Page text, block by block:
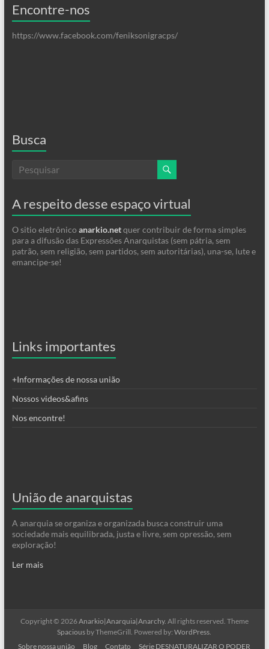
Encontre-nos
https://www.facebook.com/feniksonigracps/
Busca
A respeito desse espaço virtual
O sitio eletrônico anarkio.netquer contribuir de forma simples
para a difusão das Expressões Anarquistas (sem pátria, sem
patrão, sem religião, sem partidos, sem autoritárias), una-se, lute e
emancipe-se!
Links importantes
+Informações de nossa união
Nossos videos&afins
Nos encontre!
União de anarquistas
A anarquia se organiza e organizada busca construir uma
sociedade mais equilibrada, justa e livre, sem opressão, sem
exploração!
Ler mais
Copyright © 2026Anarkio|Anarquia|Anarchy. All rights reserved. Theme
Spacious by ThemeGrill. Powered by:WordPress
Sobre nossa união
Blog Contato Série DESNATURALIZAR O PODER